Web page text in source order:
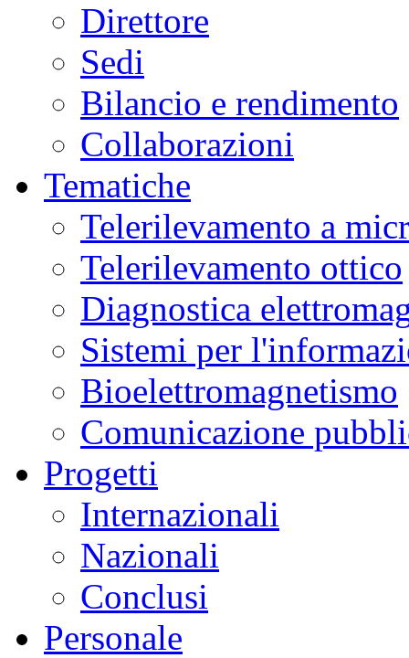
Direttore
Sedi
Bilancio e rendimento
Collaborazioni
Tematiche
Telerilevamento a
Telerilevamento ottico
Diagnostica
Sistemi per
Bioelettromagnetismo
Comunicazione
Progetti
Internazionali
Nazionali
Conclusi
Personale